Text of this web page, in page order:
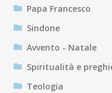
Papa Francesco
Sindone
Avvento - Natale
Spiritualità e
Teologia